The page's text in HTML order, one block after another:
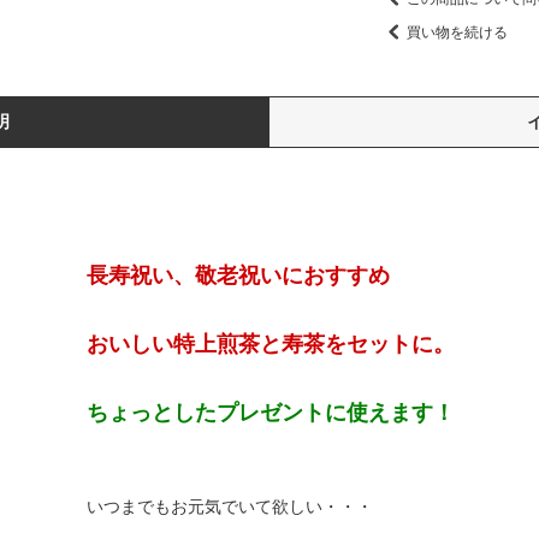
買い物を続ける
長寿祝い、敬老祝いにおすすめ
おいしい特上煎茶と寿茶をセットに。
ちょっとしたプレゼントに使えます！
いつまでもお元気でいて欲しい・・・